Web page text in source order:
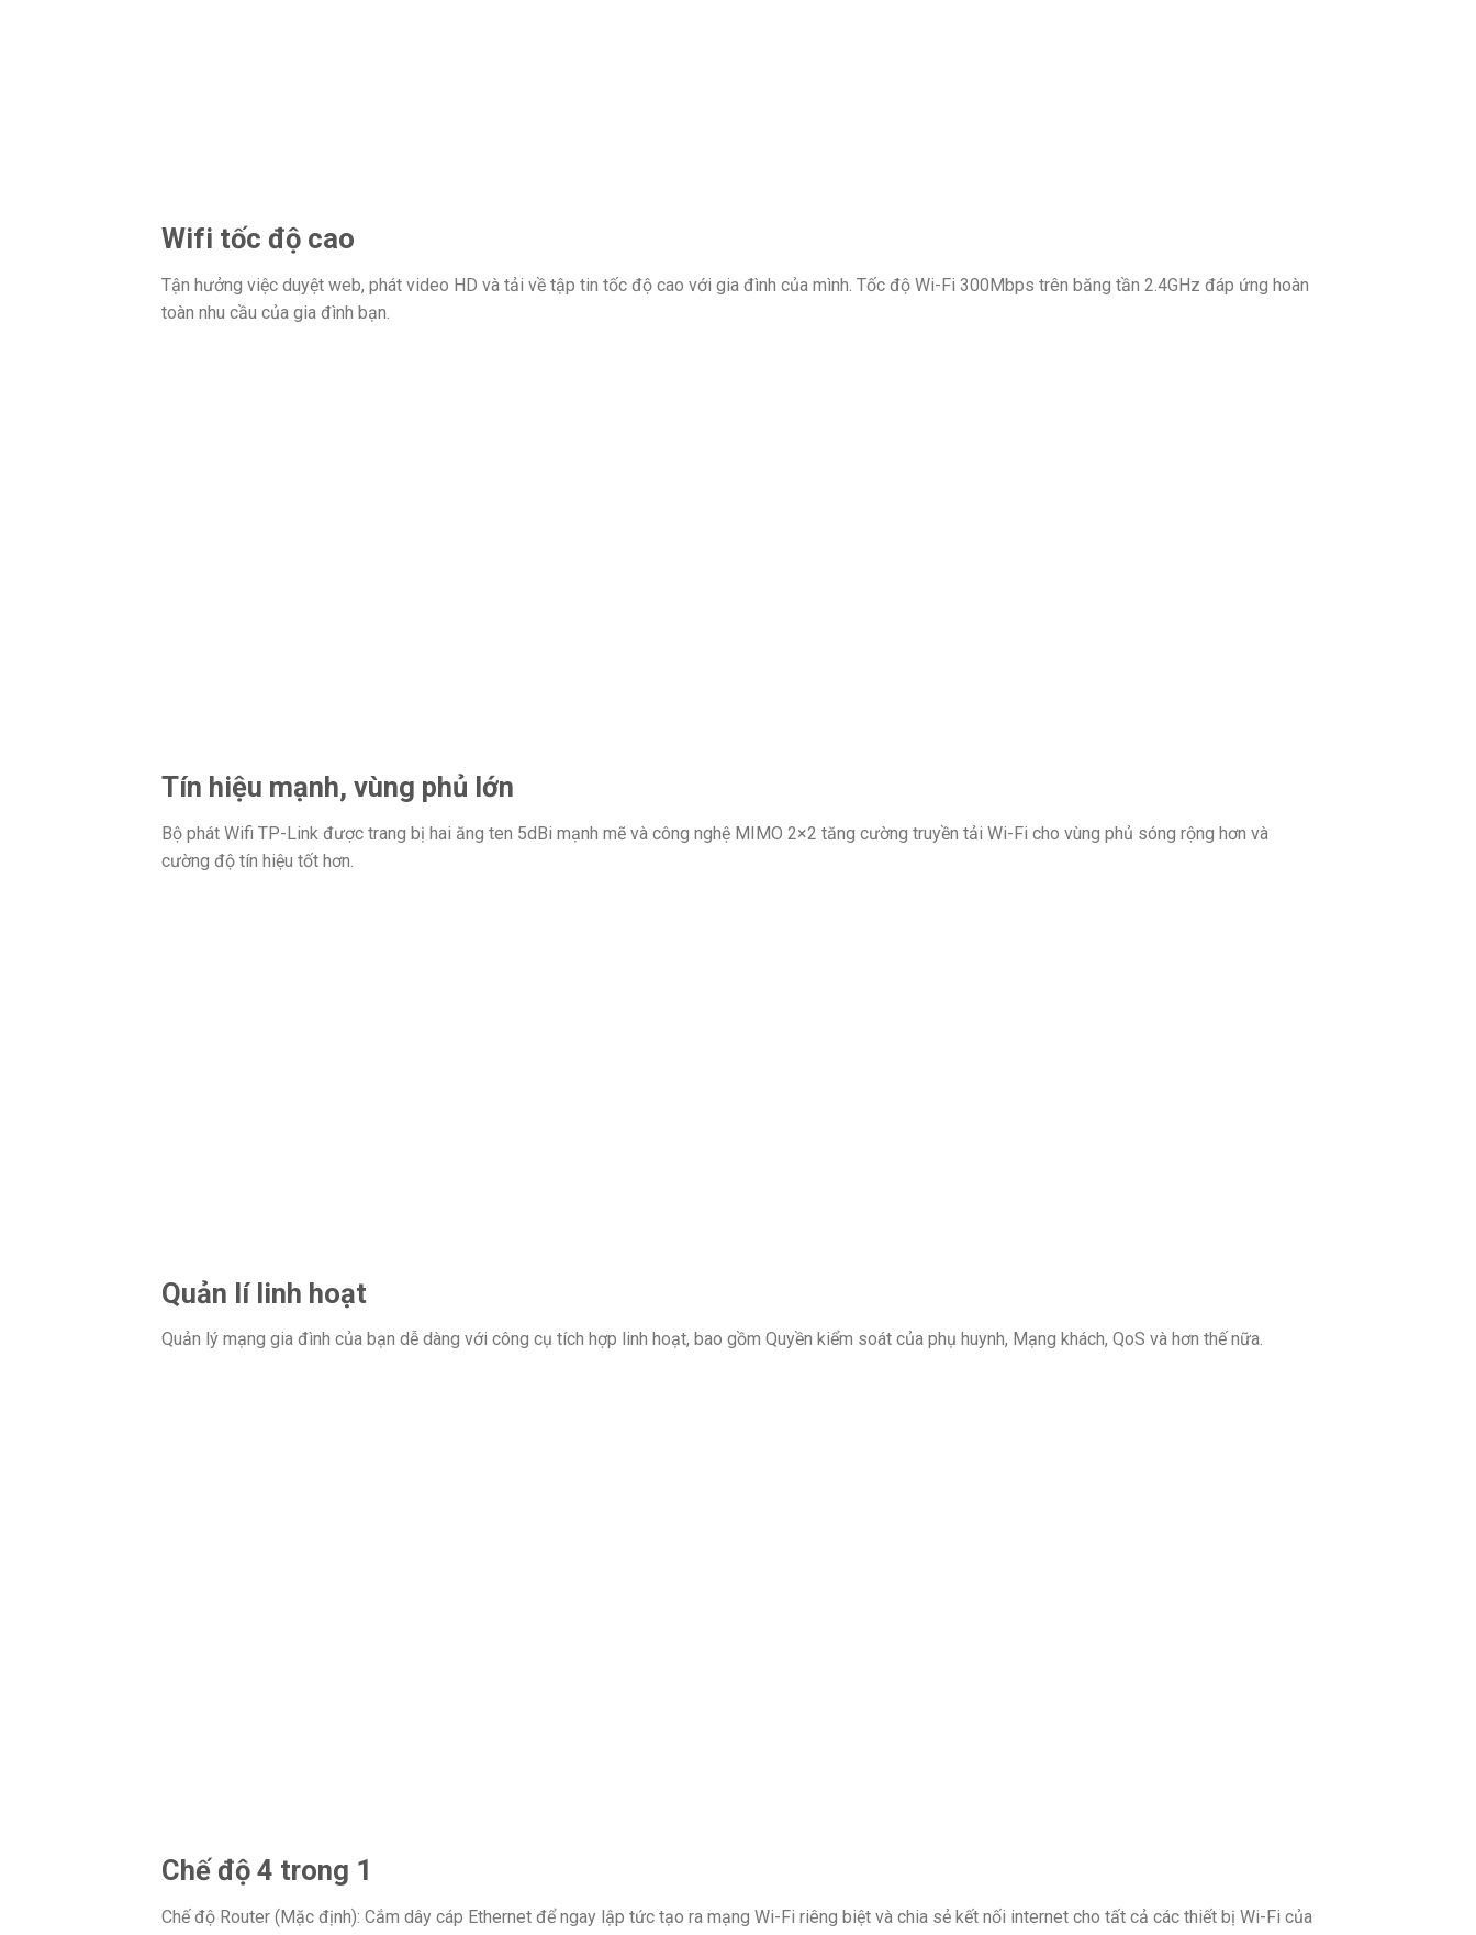
Wifi tốc độ cao
Tận hưởng việc duyệt web, phát video HD và tải về tập tin tốc độ cao với gia đình của mình. Tốc độ Wi-Fi 300Mbps trên băng tần 2.4GHz đáp ứng hoàn
toàn nhu cầu của gia đình bạn.
Tín hiệu mạnh, vùng phủ lớn
Bộ phát Wifi TP-Link được trang bị hai ăng ten 5dBi mạnh mẽ và công nghệ MIMO 2×2 tăng cường truyền tải Wi-Fi cho vùng phủ sóng rộng hơn và
cường độ tín hiệu tốt hơn.
Quản lí linh hoạt
Quản lý mạng gia đình của bạn dễ dàng với công cụ tích hợp linh hoạt, bao gồm Quyền kiểm soát của phụ huynh, Mạng khách, QoS và hơn thế nữa.
Chế độ 4 trong 1
Chế độ Router (Mặc định): Cắm dây cáp Ethernet để ngay lập tức tạo ra mạng Wi-Fi riêng biệt và chia sẻ kết nối internet cho tất cả các thiết bị Wi-Fi của